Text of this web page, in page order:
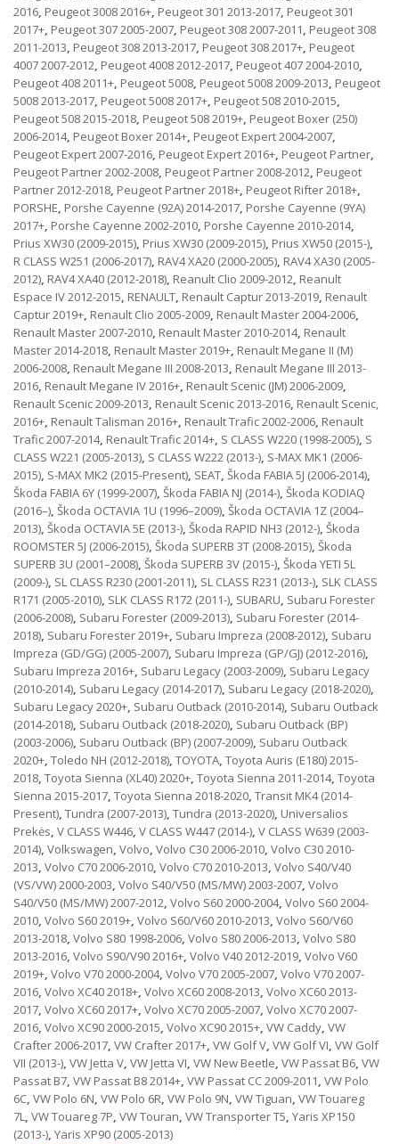
2016, Peugeot 3008 2016+, Peugeot 301 2013-2017, Peugeot 301
2017+, Peugeot 307 2005-2007, Peugeot 308 2007-2011, Peugeot 308
2011-2013, Peugeot 308 2013-2017, Peugeot 308 2017+, Peugeot
4007 2007-2012, Peugeot 4008 2012-2017, Peugeot 407 2004-2010,
Peugeot 408 2011+, Peugeot 5008, Peugeot 5008 2009-2013, Peugeot
5008 2013-2017, Peugeot 5008 2017+, Peugeot 508 2010-2015,
Peugeot 508 2015-2018, Peugeot 508 2019+, Peugeot Boxer (250)
2006-2014, Peugeot Boxer 2014+, Peugeot Expert 2004-2007,
Peugeot Expert 2007-2016, Peugeot Expert 2016+, Peugeot Partner,
Peugeot Partner 2002-2008, Peugeot Partner 2008-2012, Peugeot
Partner 2012-2018, Peugeot Partner 2018+, Peugeot Rifter 2018+,
PORSHE, Porshe Cayenne (92A) 2014-2017, Porshe Cayenne (9YA)
2017+, Porshe Cayenne 2002-2010, Porshe Cayenne 2010-2014,
Prius XW30 (2009-2015), Prius XW30 (2009-2015), Prius XW50 (2015-),
R CLASS W251 (2006-2017), RAV4 XA20 (2000-2005), RAV4 XA30 (2005-
2012), RAV4 XA40 (2012-2018), Reanult Clio 2009-2012, Reanult
Espace IV 2012-2015, RENAULT, Renault Captur 2013-2019, Renault
Captur 2019+, Renault Clio 2005-2009, Renault Master 2004-2006,
Renault Master 2007-2010, Renault Master 2010-2014, Renault
Master 2014-2018, Renault Master 2019+, Renault Megane II (M)
2006-2008, Renault Megane III 2008-2013, Renault Megane III 2013-
2016, Renault Megane IV 2016+, Renault Scenic (JM) 2006-2009,
Renault Scenic 2009-2013, Renault Scenic 2013-2016, Renault Scenic,
2016+, Renault Talisman 2016+, Renault Trafic 2002-2006, Renault
Trafic 2007-2014, Renault Trafic 2014+, S CLASS W220 (1998-2005), S
CLASS W221 (2005-2013), S CLASS W222 (2013-), S-MAX MK1 (2006-
2015), S-MAX MK2 (2015-Present), SEAT, Škoda FABIA 5J (2006-2014),
Škoda FABIA 6Y (1999-2007), Škoda FABIA NJ (2014-), Škoda KODIAQ
(2016–), Škoda OCTAVIA 1U (1996–2009), Škoda OCTAVIA 1Z (2004–
2013), Škoda OCTAVIA 5E (2013-), Škoda RAPID NH3 (2012-), Škoda
ROOMSTER 5J (2006-2015), Škoda SUPERB 3T (2008-2015), Škoda
SUPERB 3U (2001–2008), Škoda SUPERB 3V (2015-), Škoda YETI 5L
(2009-), SL CLASS R230 (2001-2011), SL CLASS R231 (2013-), SLK CLASS
R171 (2005-2010), SLK CLASS R172 (2011-), SUBARU, Subaru Forester
(2006-2008), Subaru Forester (2009-2013), Subaru Forester (2014-
2018), Subaru Forester 2019+, Subaru Impreza (2008-2012), Subaru
Impreza (GD/GG) (2005-2007), Subaru Impreza (GP/GJ) (2012-2016),
Subaru Impreza 2016+, Subaru Legacy (2003-2009), Subaru Legacy
(2010-2014), Subaru Legacy (2014-2017), Subaru Legacy (2018-2020),
Subaru Legacy 2020+, Subaru Outback (2010-2014), Subaru Outback
(2014-2018), Subaru Outback (2018-2020), Subaru Outback (BP)
(2003-2006), Subaru Outback (BP) (2007-2009), Subaru Outback
2020+, Toledo NH (2012-2018), TOYOTA, Toyota Auris (E180) 2015-
2018, Toyota Sienna (XL40) 2020+, Toyota Sienna 2011-2014, Toyota
Sienna 2015-2017, Toyota Sienna 2018-2020, Transit MK4 (2014-
Present), Tundra (2007-2013), Tundra (2013-2020), Universalios
Prekės, V CLASS W446, V CLASS W447 (2014-), V CLASS W639 (2003-
2014), Volkswagen, Volvo, Volvo C30 2006-2010, Volvo C30 2010-
2013, Volvo C70 2006-2010, Volvo C70 2010-2013, Volvo S40/V40
(VS/VW) 2000-2003, Volvo S40/V50 (MS/MW) 2003-2007, Volvo
S40/V50 (MS/MW) 2007-2012, Volvo S60 2000-2004, Volvo S60 2004-
2010, Volvo S60 2019+, Volvo S60/V60 2010-2013, Volvo S60/V60
2013-2018, Volvo S80 1998-2006, Volvo S80 2006-2013, Volvo S80
2013-2016, Volvo S90/V90 2016+, Volvo V40 2012-2019, Volvo V60
2019+, Volvo V70 2000-2004, Volvo V70 2005-2007, Volvo V70 2007-
2016, Volvo XC40 2018+, Volvo XC60 2008-2013, Volvo XC60 2013-
2017, Volvo XC60 2017+, Volvo XC70 2005-2007, Volvo XC70 2007-
2016, Volvo XC90 2000-2015, Volvo XC90 2015+, VW Caddy, VW
Crafter 2006-2017, VW Crafter 2017+, VW Golf V, VW Golf VI, VW Golf
VII (2013-), VW Jetta V, VW Jetta VI, VW New Beetle, VW Passat B6, VW
Passat B7, VW Passat B8 2014+, VW Passat CC 2009-2011, VW Polo
6C, VW Polo 6N, VW Polo 6R, VW Polo 9N, VW Tiguan, VW Touareg
7L, VW Touareg 7P, VW Touran, VW Transporter T5, Yaris XP150
(2013-), Yaris XP90 (2005-2013)